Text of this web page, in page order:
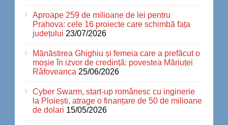
Aproape 259 de milioane de lei pentru
Prahova: cele 16 proiecte care schimbă fața
județului 23/07/2026
Mănăstirea Ghighiu și femeia care a prefăcut o
moșie în izvor de credință: povestea Măriuței
Râfoveanca 25/06/2026
Cyber Swarm, start-up românesc cu inginerie
la Ploiești, atrage o finanțare de 50 de milioane
de dolari 15/05/2026